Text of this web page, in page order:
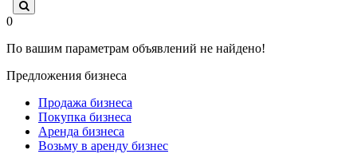
0
По вашим параметрам объявлений не найдено!
Предложения бизнеса
Продажа бизнеса
Покупка бизнеса
Аренда бизнеса
Возьму в аренду бизнес